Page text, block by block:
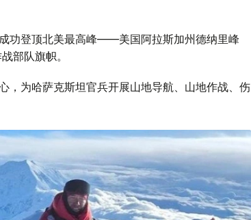
功登顶北美最高峰——美国阿拉斯加州德纳里峰
部队旗帜。
，为哈萨克斯坦官兵开展山地导航、山地作战、伤